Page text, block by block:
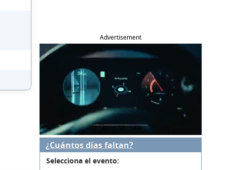
Advertisement
¿Cuántos días faltan?
Selecciona el evento: